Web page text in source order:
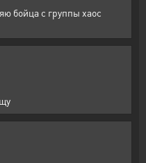
бойца с группы хаос